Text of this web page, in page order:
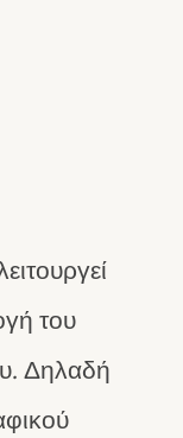
του
Δηλαδή